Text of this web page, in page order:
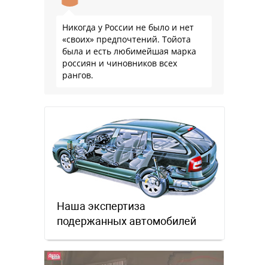
Никогда у России не было и нет
«своих» предпочтений. Тойота
была и есть любимейшая марка
россиян и чиновников всех
рангов.
Наша экспертиза
подержанных автомобилей